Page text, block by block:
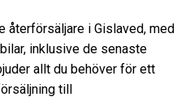
återförsäljare i Gislaved, med
inklusive de senaste
allt du behöver för ett
till